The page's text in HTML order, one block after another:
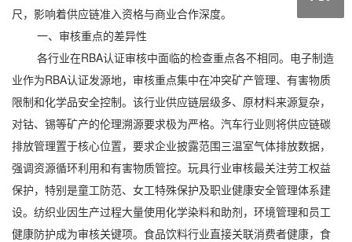
尺，影响着供应链准入资格与商业合作深度。
一、审核重点的差异性
各行业在RBA认证审核中面临的检查重点各不相同。电子制造
业作为RBA认证发源地，审核重点集中在冲突矿产管理、有害物质
限制和化学品安全控制。该行业供应链层级多、原材料来源复杂，
对钴、锡等矿产的伦理溯源要求极为严格。汽车行业则将供应链碳
排放管理置于核心位置，要求企业披露范围三温室气体排放数据，
强调资源循环利用和有害物质管控。玩具行业审核最关注劳工权益
保护，特别是童工防范、女工特殊保护及职业健康安全管理体系建
设。纺织业因生产过程大量使用化学染料和助剂，环境管理和员工
健康防护成为审核关键项。食品饮料行业直接关联消费者健康，食